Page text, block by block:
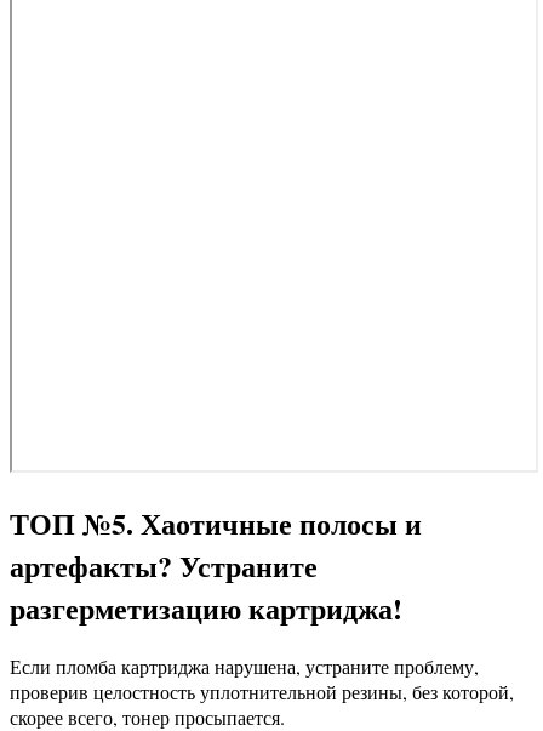
ТОП №5. Хаотичные полосы и
артефакты? Устраните
разгерметизацию картриджа!
Если пломба картриджа нарушена, устраните проблему,
проверив целостность уплотнительной резины, без которой,
скорее всего, тонер просыпается.